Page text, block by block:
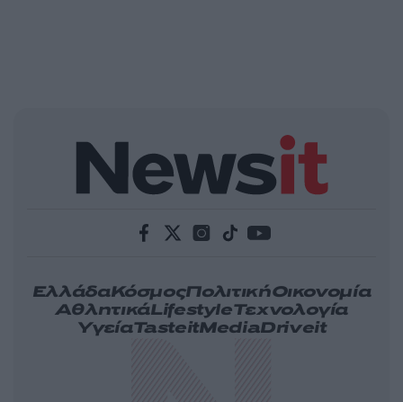
ΕλλάδαΚόσμοςΠολιτικήΟικονομία
ΑθλητικάLifestyleΤεχνολογία
ΥγείαTasteitMediaDriveit